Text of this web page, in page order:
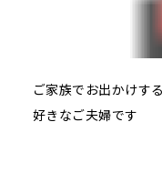
ご家族でお出かけす
好きなご夫婦です